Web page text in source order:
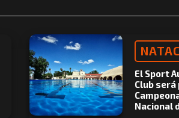
El Sport
Club
Nacional